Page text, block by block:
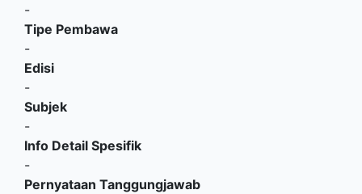
-
Tipe Pembawa
-
Edisi
-
Subjek
-
Info Detail Spesifik
-
Pernyataan Tanggungjawab